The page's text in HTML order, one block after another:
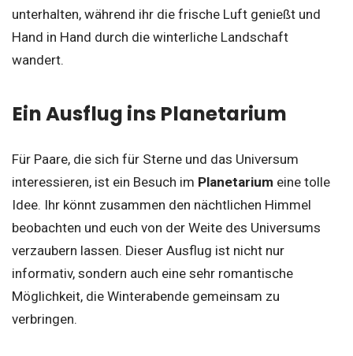
unterhalten, während ihr die frische Luft genießt und
Hand in Hand durch die winterliche Landschaft
wandert.
Ein Ausflug ins Planetarium
Für Paare, die sich für Sterne und das Universum
interessieren, ist ein Besuch im Planetarium eine tolle
Idee. Ihr könnt zusammen den nächtlichen Himmel
beobachten und euch von der Weite des Universums
verzaubern lassen. Dieser Ausflug ist nicht nur
informativ, sondern auch eine sehr romantische
Möglichkeit, die Winterabende gemeinsam zu
verbringen.